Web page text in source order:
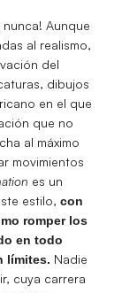
Aunque
al realismo,
del
dibujos
en el que
que no
al máximo
movimientos
es un
estilo, con
romper los
en todo
límites. Nadie
cuya carrera